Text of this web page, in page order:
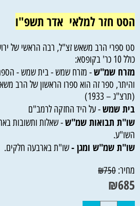
הסט חזר למלאי אדר תשפ"ו
סט ספרי הרב משאש זצ"ל, רבה הראשי של
כולל 10 כר' בקופסא:
מזרח שמ"ש- מזרח שמש - בית שמש - הספר
(תרצ"ג – 1933)
בית שמש- על היד החזקה לרמב"ם
שו"ת תבואות שמ"ש- שאלות ותשובות
השו"ע.
שו"ת שמ"ש ומגן -שו"ת בארבעה חלקים.
מחיר:
₪750
₪685